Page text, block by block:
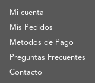
Mi cuenta
Mis Pedidos
Metodos de Pago
Preguntas Frecuentes
Contacto